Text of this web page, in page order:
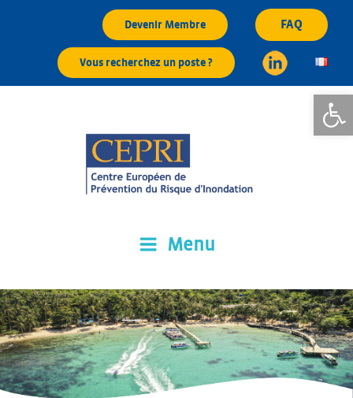
Ouvrir
Devenir Membre FAQ
Vous recherchez un poste ?
Menu